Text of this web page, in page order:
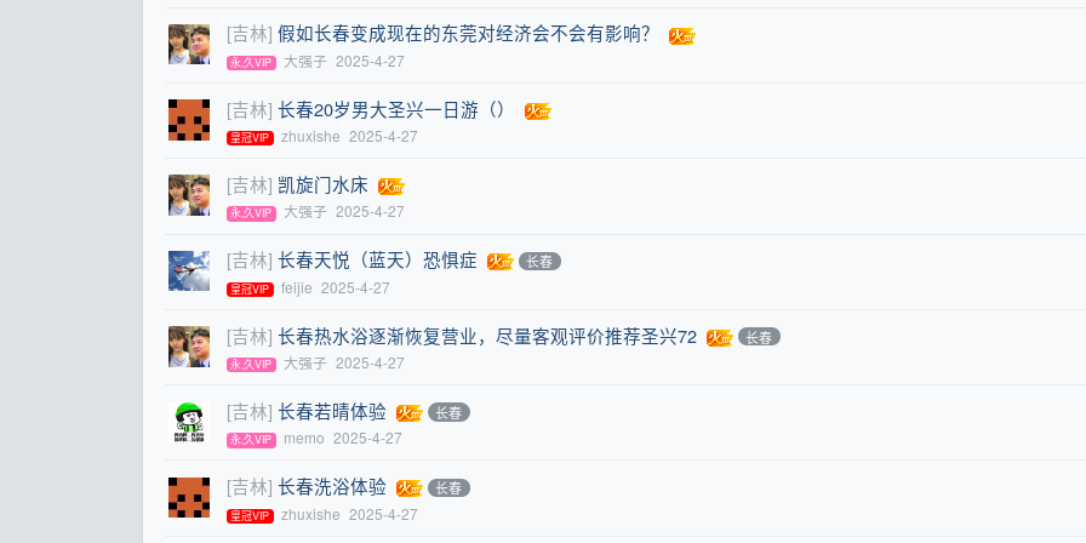
[吉林] 假如长春变成现在的东莞对经济会不会有影响？
永,久VIP 大强子 2025-4-27
[吉林] 长春20岁男大圣兴一日游（）
皇冠VIP zhuxishe 2025-4-27
[吉林] 凯旋门水床
永,久VIP 大强子 2025-4-27
[吉林] 长春天悦（蓝天）恐惧症 长春
皇冠VIP feijie 2025-4-27
[吉林] 长春热水浴逐渐恢复营业，尽量客观评价推荐圣兴72 长春
永,久VIP 大强子 2025-4-27
[吉林] 长春若晴体验 长春
永,久VIP memo 2025-4-27
[吉林] 长春洗浴体验 长春
皇冠VIP zhuxishe 2025-4-27